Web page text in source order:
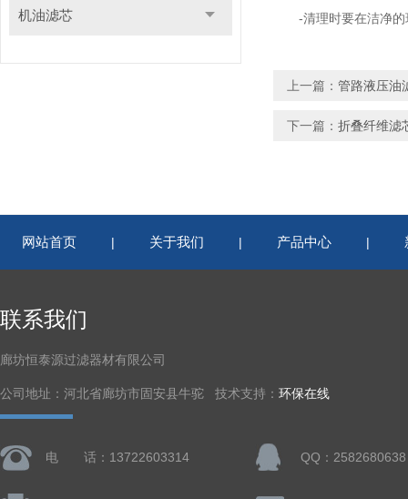
机油滤芯 -清理时要在洁净的
上一篇： 管路液压油
下一篇： 折叠纤维滤
网站首页 | 关于我们 | 产品中心 |
联系我们
廊坊恒泰源过滤器材有限公司
公司地址：河北省廊坊市固安县牛驼 技术支持： 环保在线
电 话：13722603314 QQ：2582680638